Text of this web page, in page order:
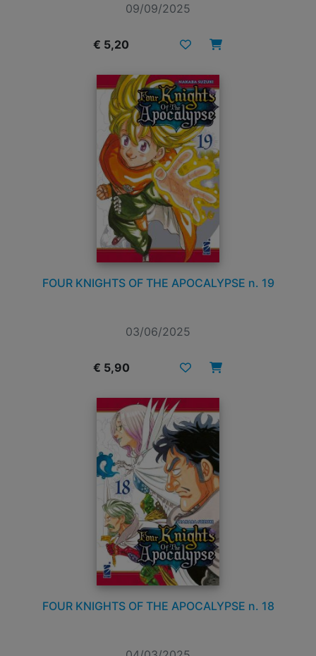
09/09/2025
€ 5,20
FOUR KNIGHTS OF THE APOCALYPSE n. 19
03/06/2025
€ 5,90
FOUR KNIGHTS OF THE APOCALYPSE n. 18